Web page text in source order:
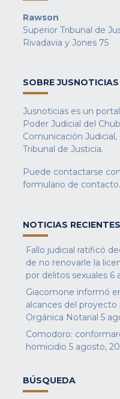
Rawson
Superior Tribunal de
Rivadavia y Jones 75
SOBRE JUSNOTICIAS
Jusnoticias es un
Poder Judicial del
Comunicación
Tribunal de Justicia.
Puede contactarse
formulario de contacto.
NOTICIAS RECIENTES
Fallo judicial ratificó
de no renovarle la
por delitos sexuales 6
Giacomone informó
alcances del
Orgánica Notarial 5
Comodoro:
homicidio 5 agosto,
BÚSQUEDA